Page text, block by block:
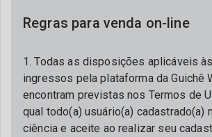
Regras para venda on-line
1. Todas as disposições aplicáveis
ingressos pela plataforma da Guichê
encontram previstas nos Termos de
qual todo(a) usuário(a) cadastrado(a)
ciência e aceite ao realizar seu